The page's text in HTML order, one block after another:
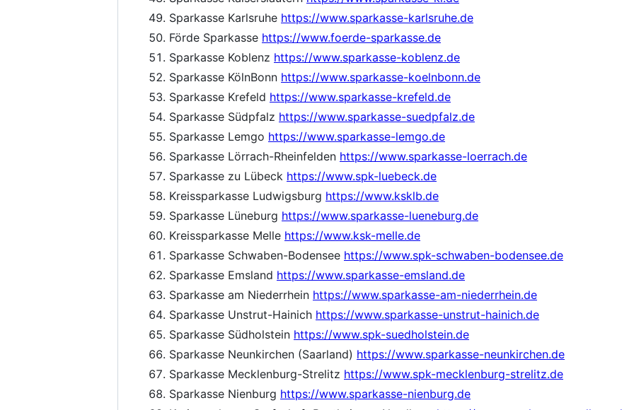
Sparkasse Karlsruhe https://www.sparkasse-karlsruhe.de
Förde Sparkasse https://www.foerde-sparkasse.de
Sparkasse Koblenz https://www.sparkasse-koblenz.de
Sparkasse KölnBonn https://www.sparkasse-koelnbonn.de
Sparkasse Krefeld https://www.sparkasse-krefeld.de
Sparkasse Südpfalz https://www.sparkasse-suedpfalz.de
Sparkasse Lemgo https://www.sparkasse-lemgo.de
Sparkasse Lörrach-Rheinfelden https://www.sparkasse-loerrach.de
Sparkasse zu Lübeck https://www.spk-luebeck.de
Kreissparkasse Ludwigsburg https://www.ksklb.de
Sparkasse Lüneburg https://www.sparkasse-lueneburg.de
Kreissparkasse Melle https://www.ksk-melle.de
Sparkasse Schwaben-Bodensee https://www.spk-schwaben-bodensee.de
Sparkasse Emsland https://www.sparkasse-emsland.de
Sparkasse am Niederrhein https://www.sparkasse-am-niederrhein.de
Sparkasse Unstrut-Hainich https://www.sparkasse-unstrut-hainich.de
Sparkasse Südholstein https://www.spk-suedholstein.de
Sparkasse Neunkirchen (Saarland) https://www.sparkasse-neunkirchen.de
Sparkasse Mecklenburg-Strelitz https://www.spk-mecklenburg-strelitz.de
Sparkasse Nienburg https://www.sparkasse-nienburg.de